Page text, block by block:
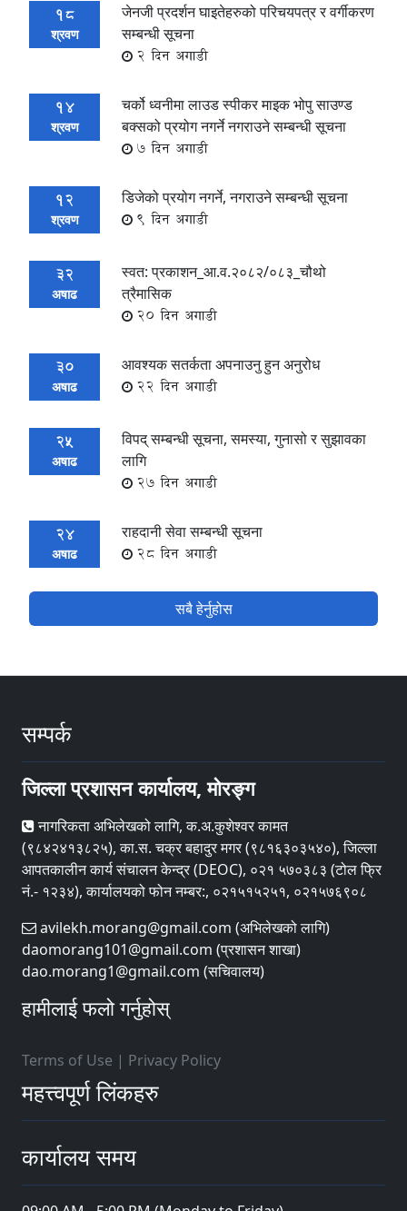
18
श्रवण
जेनजी प्रदर्शन घाइतेहरुको परिचयपत्र र वर्गीकरण
सम्बन्धी सूचना
2 दिन अगाडी
14
श्रवण
चर्को ध्वनीमा लाउड स्पीकर माइक भोपु साउण्ड
बक्सको प्रयोग नगर्ने नगराउने सम्बन्धी सूचना
7 दिन अगाडी
12
श्रवण
डिजेको प्रयोग नगर्ने, नगराउने सम्बन्धी सूचना
9 दिन अगाडी
32
अषाढ
स्वत: प्रकाशन_आ.व.२०८२/०८३_चौथो
त्रैमासिक
20 दिन अगाडी
30
अषाढ
आवश्यक सतर्कता अपनाउनु हुन अनुरोध
22 दिन अगाडी
25
अषाढ
विपद् सम्बन्धी सूचना, समस्या, गुनासो र सुझावका
लागि
27 दिन अगाडी
24
अषाढ
राहदानी सेवा सम्बन्धी सूचना
28 दिन अगाडी
सबै हेर्नुहोस
सम्पर्क
जिल्ला प्रशासन कार्यालय, मोरङ्ग
नागरिकता अभिलेखको लागि, क.अ.कुशेश्वर कामत
(९८४२४१३८२५), का.स. चक्र बहादुर मगर (९८१६३०३५४०), जिल्ला
आपतकालीन कार्य संचालन केन्द्र (DEOC), ०२१ ५७०३८३ (टोल फ्रि
नं.- १२३४), कार्यालयको फोन नम्बर:, ०२१५१५२५१, ०२१५७६९०८
avilekh.morang@gmail.com (अभिलेखको लागि)
daomorang101@gmail.com (प्रशासन शाखा)
dao.morang1@gmail.com (सचिवालय)
हामीलाई फलो गर्नुहोस्
Terms of Use | Privacy Policy
महत्त्वपूर्ण लिंकहरु
कार्यालय समय